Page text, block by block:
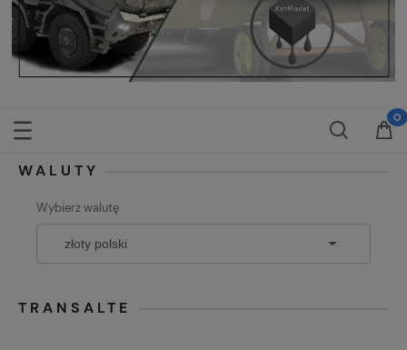
WALUTY
Wybierz walutę
TRANSALTE